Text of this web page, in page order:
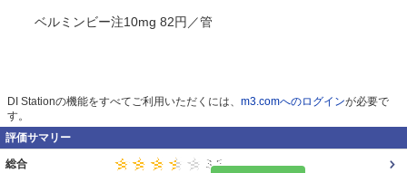
ベルミンビー注10mg 82円／管
DI Stationの機能をすべてご利用いただくには、 m3.comへのログインが必要で
す。
評価サマリー
総合